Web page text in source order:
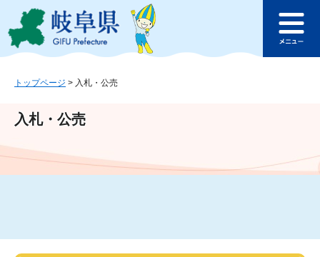
ジ
ュ
文
このページの本文へ
ュ
トップページ > 入札・公売
入札・公売